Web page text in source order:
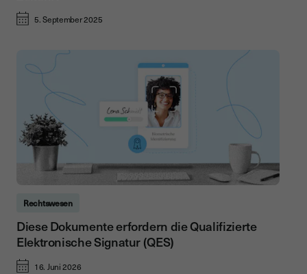
5. September 2025
Rechtswesen
Diese Dokumente erfordern die Qualifizierte
Elektronische Signatur (QES)
16. Juni 2026